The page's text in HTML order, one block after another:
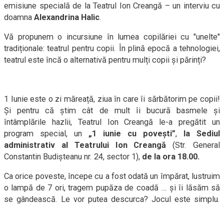
emisiune specială de la Teatrul Ion Creangă – un interviu cu
doamna Alexandrina Halic.
Vă propunem o incursiune în lumea copilăriei cu "unelte"
tradiționale: teatrul pentru copii. În plină epocă a tehnologiei,
teatrul este încă o alternativă pentru mulți copii și părinți?
1 Iunie este o zi măreață, ziua în care îi sărbătorim pe copii!
Și pentru că știm cât de mult îi bucură basmele și
întâmplările hazlii, Teatrul Ion Creangă le-a pregătit un
program special, un „1 iunie cu povești”, la Sediul
administrativ al Teatrului Ion Creangă (Str. General
Constantin Budişteanu nr. 24, sector 1), de la ora 18.00.
Ca orice poveste, începe cu a fost odată un împărat, lustruim
o lampă de 7 ori, tragem pupăza de coadă … și îi lăsăm să
se gândească. Le vor putea descurca? Jocul este simplu.